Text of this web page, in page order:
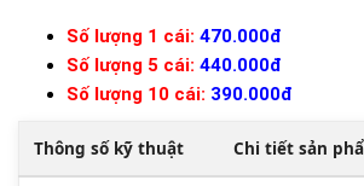
Số lượng 1 cái: 470.000đ
Số lượng 5 cái: 440.000đ
Số lượng 10 cái: 390.000đ
Thông số kỹ thuật Chi tiết sản